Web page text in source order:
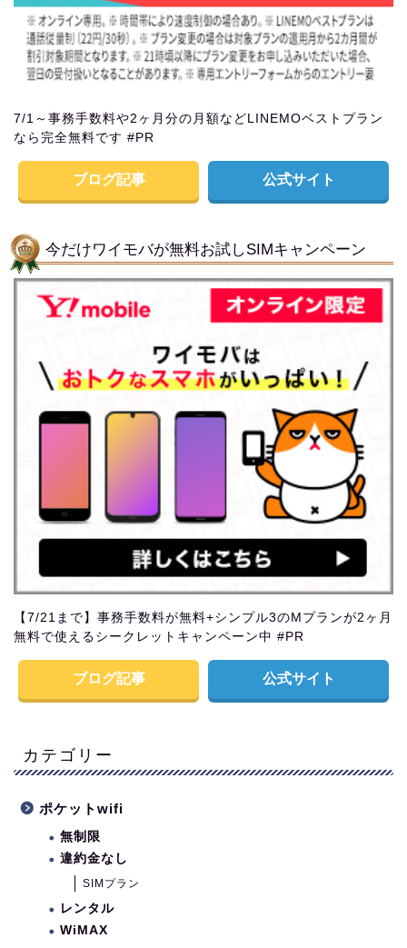
7/1～事務手数料や2ヶ月分の月額などLINEMOベストプラン
なら完全無料です #PR
ブログ記事 公式サイト
今だけワイモバが無料お試しSIMキャンペーン
【7/21まで】事務手数料が無料+シンプル3のMプランが2ヶ月
無料で使えるシークレットキャンペーン中 #PR
ブログ記事 公式サイト
カテゴリー
ポケットwifi
無制限
違約金なし
SIMプラン
レンタル
WiMAX